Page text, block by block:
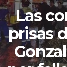
Las
prisas